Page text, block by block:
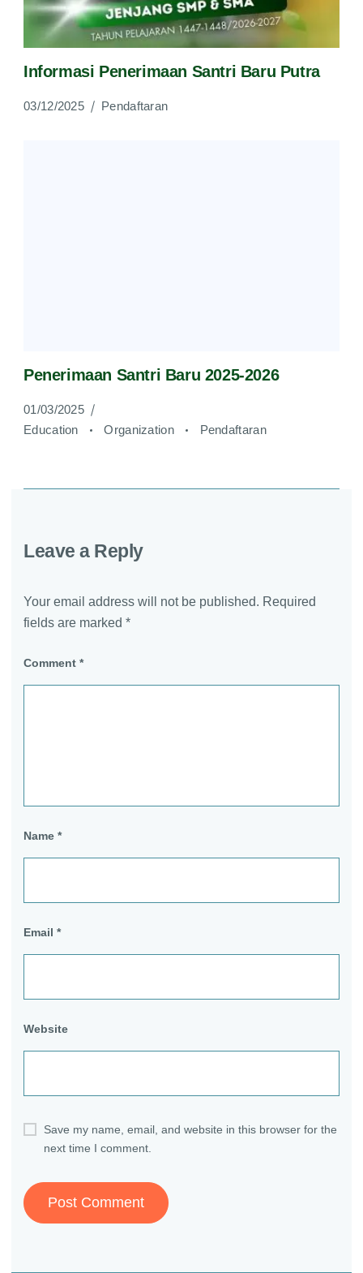
Informasi Penerimaan Santri Baru Putra
03/12/2025 Pendaftaran
Penerimaan Santri Baru 2025-2026
01/03/2025
Education
Organization Pendaftaran
Leave a Reply
Your email address will not be published. Required
fields are marked *
Comment *
Name *
Email *
Website
Save my name, email, and website in this browser for the
next time I comment.